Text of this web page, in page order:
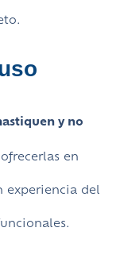
y no
en
experiencia del